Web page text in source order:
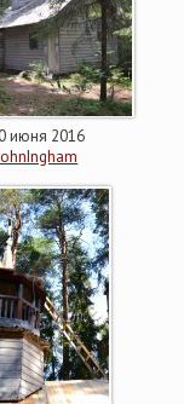
июня 2016